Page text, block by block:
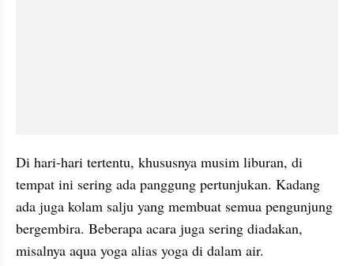
Di hari-hari tertentu, khususnya musim liburan, di
tempat ini sering ada panggung pertunjukan. Kadang
ada juga kolam salju yang membuat semua pengunjung
bergembira. Beberapa acara juga sering diadakan,
misalnya aqua yoga alias yoga di dalam air.